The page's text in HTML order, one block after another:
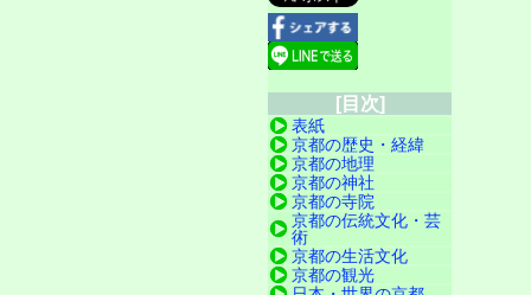
[目次]
表紙
京都の歴史・経緯
京都の地理
京都の神社
京都の寺院
京都の伝統文化・芸
術
京都の生活文化
京都の観光